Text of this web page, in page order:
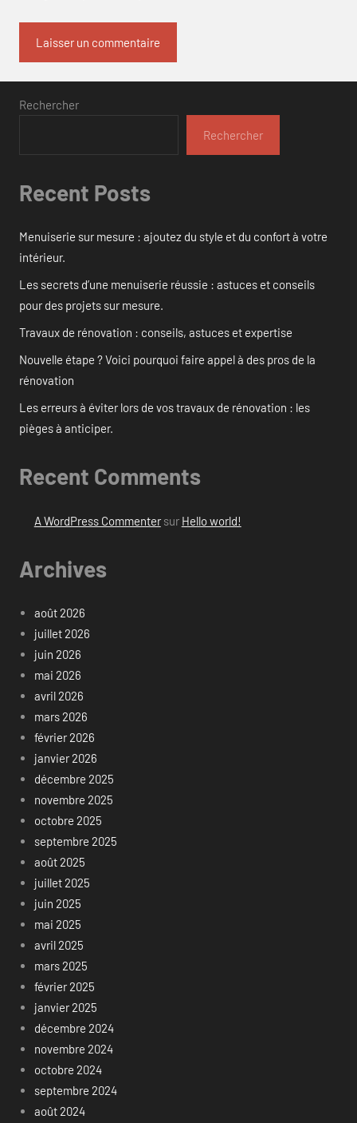
Rechercher
Rechercher
Recent Posts
Menuiserie sur mesure : ajoutez du style et du confort à votre
intérieur.
Les secrets d’une menuiserie réussie : astuces et conseils
pour des projets sur mesure.
Travaux de rénovation : conseils, astuces et expertise
Nouvelle étape ? Voici pourquoi faire appel à des pros de la
rénovation
Les erreurs à éviter lors de vos travaux de rénovation : les
pièges à anticiper.
Recent Comments
A WordPress Commentersur Hello world!
Archives
août 2026
juillet 2026
juin 2026
mai 2026
avril 2026
mars 2026
février 2026
janvier 2026
décembre 2025
novembre 2025
octobre 2025
septembre 2025
août 2025
juillet 2025
juin 2025
mai 2025
avril 2025
mars 2025
février 2025
janvier 2025
décembre 2024
novembre 2024
octobre 2024
septembre 2024
août 2024